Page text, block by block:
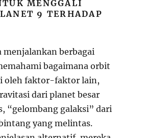
MENGGALI
9 TERHADAP
berbagai
bagaimana orbit
oleh faktor-faktor lain,
dari planet besar
“gelombang galaksi” dari
yang melintas.